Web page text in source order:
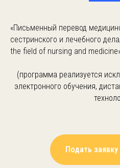
«Письменный перевод
сестринского и лечебного
the field of nursing and
(программа реализуется
электронного обучения,
Подать